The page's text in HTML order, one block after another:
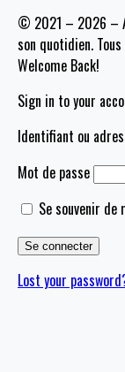
© 2021 – 2026 –
son quotidien.
Welcome Back!
Sign in to your
Identifiant ou
Mot de passe
Se souvenir de
Lost your